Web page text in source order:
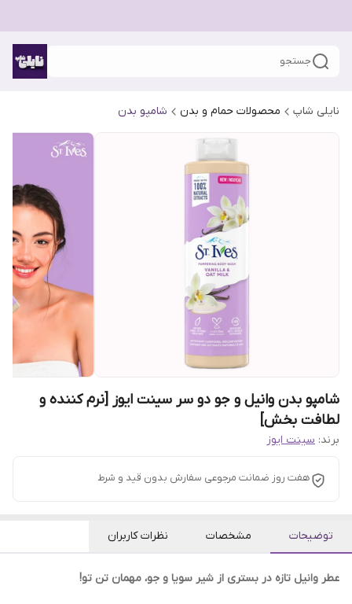
جستجو
نایلی شاپ محصولات حمام و بدن شامپو بدن
شامپو بدن وانیل و جو دو سر سینت ایوز [نرم کننده و
لطافت بخش]
برند: سینت ایوز
هفت روز ضمانت مرجوعی سفارش بدون قید و شرط
توضیحات مشخصات نظرات کاربران
عطر وانیل تازه در بستری از شیر سویا و جو، مهمان تن تو!